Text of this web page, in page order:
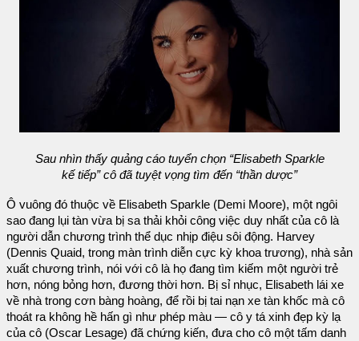
Sau nhìn thấy quảng cáo tuyển chọn “Elisabeth Sparkle
kế tiếp” cô đã tuyệt vọng tìm đến “thần dược”
Ô vuông đó thuộc về Elisabeth Sparkle (Demi Moore), một ngôi
sao đang lụi tàn vừa bị sa thải khỏi công việc duy nhất của cô là
người dẫn chương trình thể dục nhịp điệu sôi động. Harvey
(Dennis Quaid, trong màn trình diễn cực kỳ khoa trương), nhà sản
xuất chương trình, nói với cô là họ đang tìm kiếm một người trẻ
hơn, nóng bỏng hơn, đương thời hơn. Bị sỉ nhục, Elisabeth lái xe
về nhà trong cơn bàng hoàng, để rồi bị tai nạn xe tàn khốc mà cô
thoát ra không hề hấn gì như phép màu — cô y tá xinh đẹp kỳ lạ
của cô (Oscar Lesage) đã chứng kiến, đưa cho cô một tấm danh